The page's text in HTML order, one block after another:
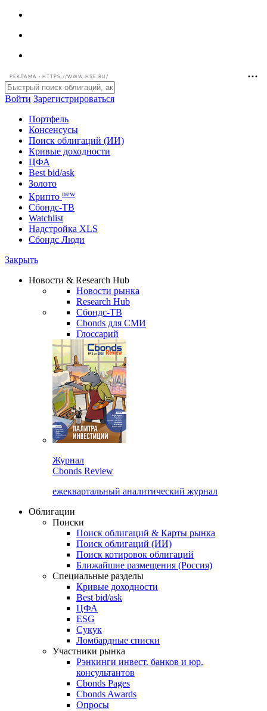
РЕКЛАМА • HTTPS://WWW.HSE.RU/
Войти Зарегистрироваться
Портфель
Консенсусы
Поиск облигаций (ИИ)
Кривые доходности
ЦФА
Best bid/ask
Золото
Крипто new
Сбондс-ТВ
Watchlist
Надстройка XLS
Сбондс Люди
Закрыть
Новости & Research Hub
Новости рынка
Research Hub
Сбондс-ТВ
Cbonds для СМИ
Глоссарий
Журнал
Cbonds Review
ежеквартальный аналитический журнал
Облигации
Поиски
Поиск облигаций & Карты рынка
Поиск облигаций (ИИ)
Поиск котировок облигаций
Ближайшие размещения (Россия)
Специальные разделы
Кривые доходности
Best bid/ask
ЦФА
ESG
Сукук
Ломбардные списки
Участники рынка
Рэнкинги инвест. банков и юр.
консультантов
Cbonds Pages
Cbonds Awards
Опросы